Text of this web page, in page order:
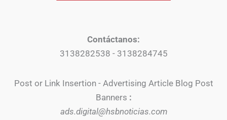
Contáctanos:
3138282538 - 3138284745
Post or Link Insertion - Advertising Article Blog Post
Banners :
ads.digital@hsbnoticias.com